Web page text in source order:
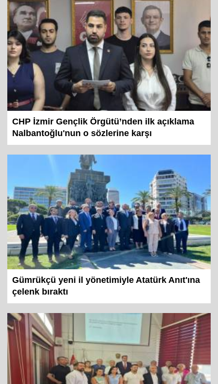
CHP İzmir Gençlik Örgütü’nden ilk açıklama
Nalbantoğlu'nun o sözlerine karşı
Gümrükçü yeni il yönetimiyle Atatürk Anıt'ına
çelenk bıraktı